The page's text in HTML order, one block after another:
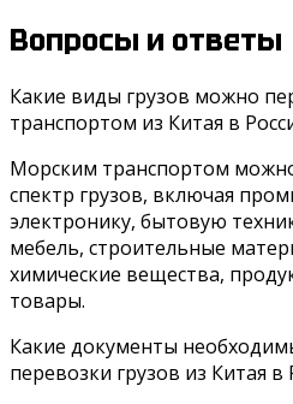
Вопросы и ответы
Какие виды грузов можно
транспортом из Китая в
Морским транспортом
спектр грузов, включая
электронику, бытовую
мебель, строительные
химические вещества,
товары.
Какие документы
перевозки грузов из Китая в